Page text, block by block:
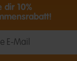
IN EINEM NEUEN TAB)
dir 10%